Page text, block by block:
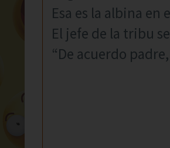
Esa es la albina en
El jefe de la tribu
“De acuerdo